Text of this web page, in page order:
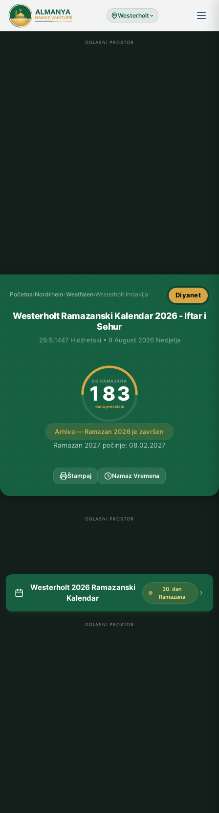
Westerholt
OGLASNI PROSTOR
Početna›Nordrhein-Westfalen›Westerholt Imsakija Diyanet
Westerholt Ramazanski Kalendar 2026 - Iftar i
Sehur
29.9.1447 Hidžretski • 9 August 2026 Nedjelja
Arhiva — Ramazan 2026 je završen
DO RAMAZANA
183
dana preostalo
Ramazan 2027 počinje: 08.02.2027
Štampaj Namaz Vremena
OGLASNI PROSTOR
Westerholt 2026 Ramazanski
Kalendar
30. dan
Ramazana
OGLASNI PROSTOR